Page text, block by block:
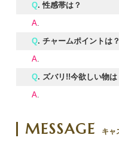
Q. 性感帯は？
A.
Q. チャームポイントは？
A.
Q. ズバリ!!今欲しい物は
A.
MESSAGE キャ